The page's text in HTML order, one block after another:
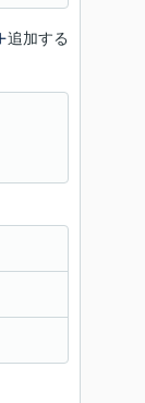
追加する